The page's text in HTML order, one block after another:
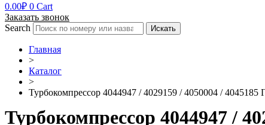
0.00₽ 0 Cart
Заказать звонок
Search
Искать
Главная
>
Каталог
>
Турбокомпрессор 4044947 / 4029159 / 4050004 / 4045185
Турбокомпрессор 4044947 /